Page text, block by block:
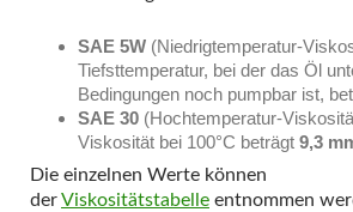
SAE 5W (Niedrigtemperatur-
Tiefsttemperatur, bei der das Öl
Bedingungen noch pumpbar ist,
SAE 30 (Hochtemperatur-
Viskosität bei 100°C beträgt 9,3
Die einzelnen Werte können
derViskositätstabelle entnommen